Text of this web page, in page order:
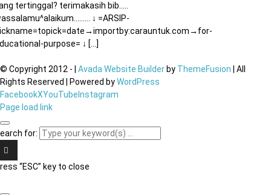
tertinggal? terimakasih bib…..
↓ =ARSIP-
purpose= ↓ [...]
© Copyright 2012 - Avada Website Builder by ThemeFusion | All
Rights Reserved | Powered byWordPress
FacebookXYouTube Instagram
Page load link
for:
“ESC” key to close